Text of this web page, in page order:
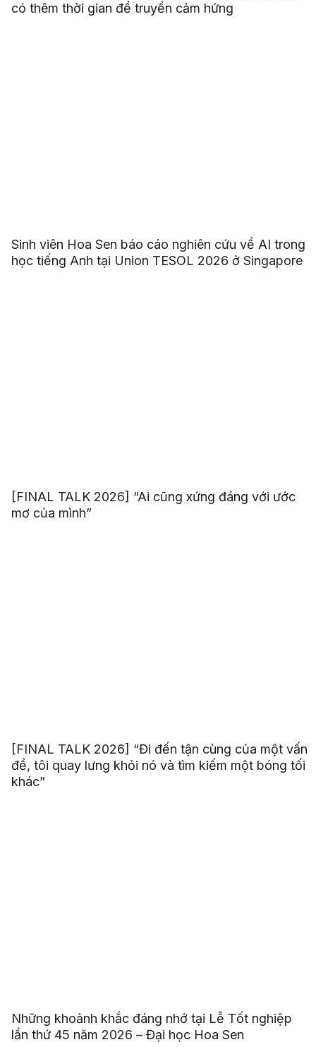
có thêm thời gian để truyền cảm hứng
Sinh viên Hoa Sen báo cáo nghiên cứu về AI trong
học tiếng Anh tại Union TESOL 2026 ở Singapore
[FINAL TALK 2026] “Ai cũng xứng đáng với ước
mơ của mình”
[FINAL TALK 2026] “Đi đến tận cùng của một vấn
đề, tôi quay lưng khỏi nó và tìm kiếm một bóng tối
khác”
Những khoảnh khắc đáng nhớ tại Lễ Tốt nghiệp
lần thứ 45 năm 2026 – Đại học Hoa Sen